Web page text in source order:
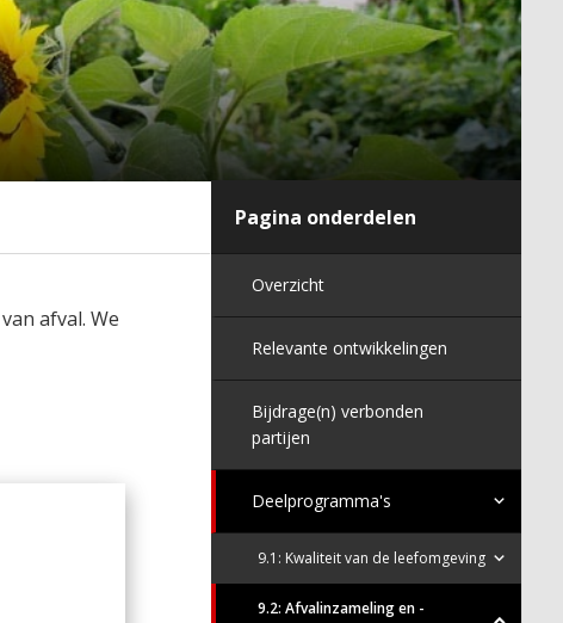
Pagina onderdelen
Overzicht
Relevante ontwikkelingen
Bijdrage(n) verbonden
partijen
Deelprogramma's
9.1: Kwaliteit van de leefomgeving
9.2: Afvalinzameling en -
afval. We
Lasten op de kostencategorie
Subsidies en overdrachten |